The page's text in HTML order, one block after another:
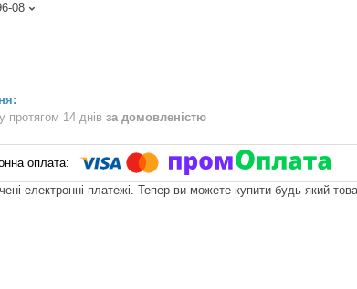
08
протягом 14 днів за домовленістю
електронні платежі. Тепер ви можете купити будь-який